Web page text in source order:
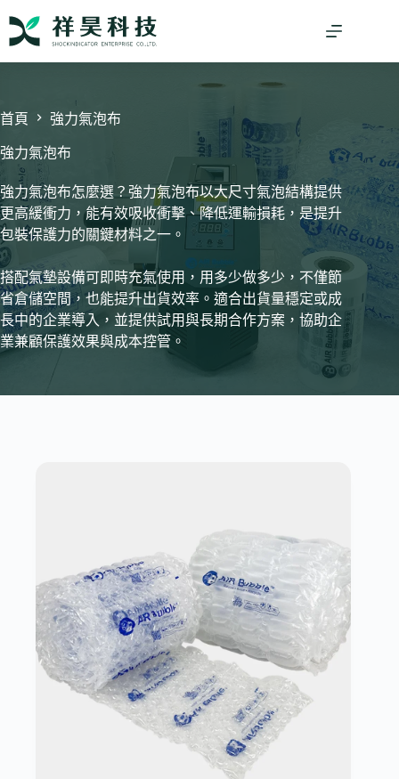
容
首頁 強力氣泡布
強力氣泡布
強力氣泡布怎麼選？強力氣泡布以大尺寸氣泡結構提供
更高緩衝力，能有效吸收衝擊、降低運輸損耗，是提升
包裝保護力的關鍵材料之一。
搭配氣墊設備可即時充氣使用，用多少做多少，不僅節
省倉儲空間，也能提升出貨效率。適合出貨量穩定或成
長中的企業導入，並提供試用與長期合作方案，協助企
業兼顧保護效果與成本控管。